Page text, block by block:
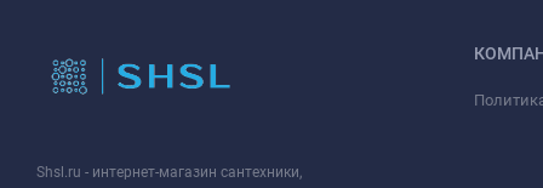
Shsl.ru - интернет-магазин сантехники,